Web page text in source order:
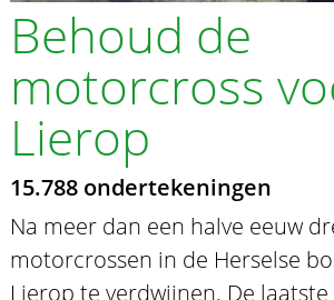
Behoud de
motorcross
Lierop
15.788 ondertekeningen
Na meer dan een halve eeuw
motorcrossen in de Herselse
Lierop te verdwijnen. De